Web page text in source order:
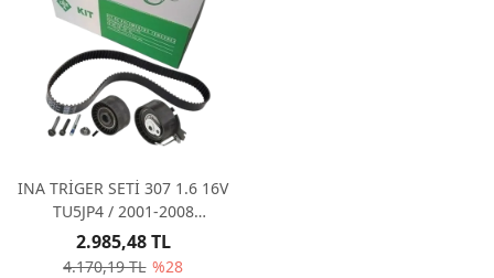
INA TRİGER SETİ 307 1.6 16V
TU5JP4 / 2001-2008
1643637980
4.170,19 TL %28
2.985,48 TL